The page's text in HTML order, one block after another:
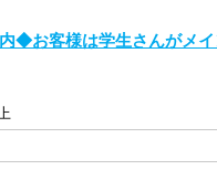
内◆お客様は学生さんがメ